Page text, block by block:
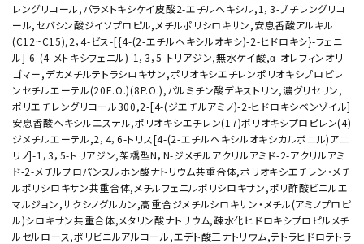
レングリコール,パラメトキシケイ皮酸2-エチルヘキシル,1，3-ブチレングリコ
ール,セバシン酸ジイソプロピル,メチルポリシロキサン,安息香酸アルキル
(C12~C15),2，4-ビス-[{4-(2-エチルヘキシルオキシ)-2-ヒドロキシ}-フェニ
ル]-6-(4-メトキシフェニル)-1，3，5-トリアジン,無水ケイ酸,α-オレフィンオリ
ゴマー,デカメチルテトラシロキサン,ポリオキシエチレンポリオキシプロピレ
ンセチルエーテル(20E.O.)(8P.O.),パルミチン酸デキストリン,濃グリセリン,
ポリエチレングリコール300,2-[4-(ジエチルアミノ)-2-ヒドロキシベンゾイル]
安息香酸ヘキシルエステル,ポリオキシエチレン(17)ポリオキシプロピレン(4)
ジメチルエーテル,2，4，6-トリス[4-(2-エチルヘキシルオキシカルボニル)アニ
リノ]-1，3，5-トリアジン,架橋型N，N-ジメチルアクリルアミド-2-アクリルアミ
ド-2-メチルプロパンスルホン酸ナトリウム共重合体,ポリオキシエチレン・メチ
ルポリシロキサン共重合体,メチルフェニルポリシロキサン,ポリ酢酸ビニルエ
マルジョン,サクシノグルカン,高重合ジメチルシロキサン・メチル(アミノプロピ
ル)シロキサン共重合体,メタリン酸ナトリウム,疎水化ヒドロキシプロピルメチ
ルセルロース,ポリビニルアルコール,エデト酸三ナトリウム,テトラヒドロテトラ